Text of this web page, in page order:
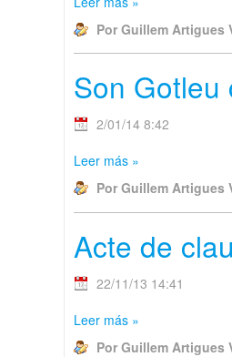
Por Guillem Artigues
Son Gotleu
2/01/14 8:42
Leer más »
Por Guillem Artigues
Acte de
22/11/13 14:41
Leer más »
Por Guillem Artigues